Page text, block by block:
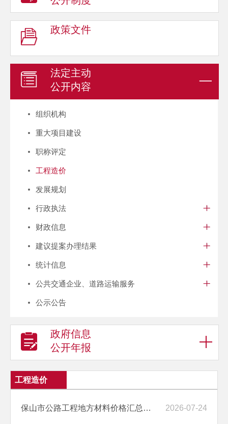
政策文件
法定主动
公开内容
组织机构
重大项目建设
职称评定
工程造价
发展规划
行政执法
财政信息
建议提案办理结果
统计信息
公共交通企业、道路运输服务
公示公告
政府信息
公开年报
工程造价
保山市公路工程地方材料价格汇总（2026年7月） 2026-07-24